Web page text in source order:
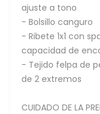
ajuste a tono
- Bolsillo canguro
- Ribete 1x1 con
capacidad de
- Tejido felpa de
de 2 extremos
CUIDADO DE LA